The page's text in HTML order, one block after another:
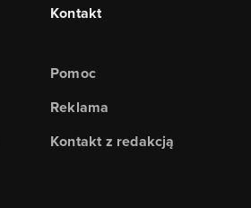
Kontakt
Pomoc
Reklama
Kontakt z redakcją